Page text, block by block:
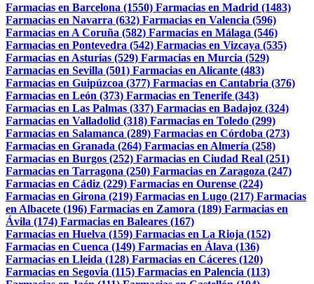
Farmacias en Barcelona (1550) Farmacias en Madrid (1483)
Farmacias en Navarra (632) Farmacias en Valencia (596)
Farmacias en A Coruña (582) Farmacias en Málaga (546)
Farmacias en Pontevedra (542) Farmacias en Vizcaya (535)
Farmacias en Asturias (529) Farmacias en Murcia (529)
Farmacias en Sevilla (501) Farmacias en Alicante (483)
Farmacias en Guipúzcoa (377) Farmacias en Cantabria (376)
Farmacias en León (373) Farmacias en Tenerife (343)
Farmacias en Las Palmas (337) Farmacias en Badajoz (324)
Farmacias en Valladolid (318) Farmacias en Toledo (299)
Farmacias en Salamanca (289) Farmacias en Córdoba (273)
Farmacias en Granada (264) Farmacias en Almería (258)
Farmacias en Burgos (252) Farmacias en Ciudad Real (251)
Farmacias en Tarragona (250) Farmacias en Zaragoza (247)
Farmacias en Cádiz (229) Farmacias en Ourense (224)
Farmacias en Girona (219) Farmacias en Lugo (217) Farmacias
en Albacete (196) Farmacias en Zamora (189) Farmacias en
Ávila (174) Farmacias en Baleares (167)
Farmacias en Huelva (159) Farmacias en La Rioja (152)
Farmacias en Cuenca (149) Farmacias en Álava (136)
Farmacias en Lleida (128) Farmacias en Cáceres (120)
Farmacias en Segovia (115) Farmacias en Palencia (113)